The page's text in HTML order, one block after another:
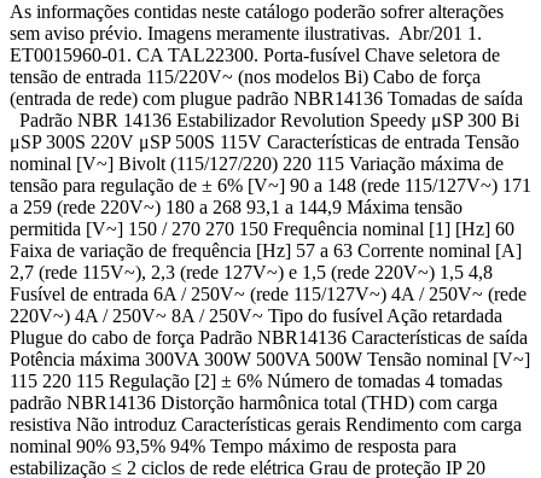
As informações contidas neste catálogo poderão sofrer alterações
sem aviso prévio. Imagens meramente ilustrativas. Abr/201 1.
ET0015960-01. CA TAL22300. Porta-fusível Chave seletora de
tensão de entrada 115/220V~ (nos modelos Bi) Cabo de força
(entrada de rede) com plugue padrão NBR14136 Tomadas de saída
Padrão NBR 14136 Estabilizador Revolution Speedy μSP 300 Bi
μSP 300S 220V μSP 500S 115V Características de entrada Tensão
nominal [V~] Bivolt (115/127/220) 220 115 Variação máxima de
tensão para regulação de ± 6% [V~] 90 a 148 (rede 115/127V~) 171
a 259 (rede 220V~) 180 a 268 93,1 a 144,9 Máxima tensão
permitida [V~] 150 / 270 270 150 Frequência nominal [1] [Hz] 60
Faixa de variação de frequência [Hz] 57 a 63 Corrente nominal [A]
2,7 (rede 115V~), 2,3 (rede 127V~) e 1,5 (rede 220V~) 1,5 4,8
Fusível de entrada 6A / 250V~ (rede 115/127V~) 4A / 250V~ (rede
220V~) 4A / 250V~ 8A / 250V~ Tipo do fusível Ação retardada
Plugue do cabo de força Padrão NBR14136 Características de saída
Potência máxima 300VA 300W 500VA 500W Tensão nominal [V~]
115 220 115 Regulação [2] ± 6% Número de tomadas 4 tomadas
padrão NBR14136 Distorção harmônica total (THD) com carga
resistiva Não introduz Características gerais Rendimento com carga
nominal 90% 93,5% 94% Tempo máximo de resposta para
estabilização ≤ 2 ciclos de rede elétrica Grau de proteção IP 20